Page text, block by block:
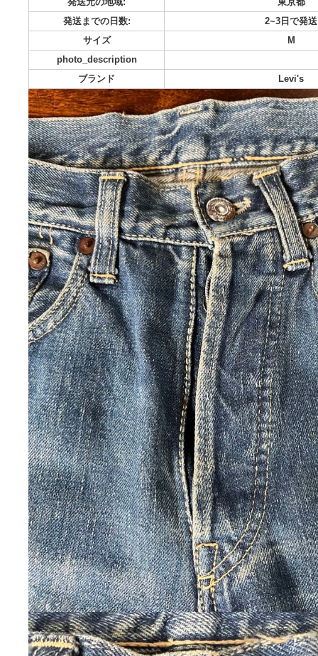
ブランド:
商品の状態:
やや
配送料の負担:
配送の方法:
らくら
発送元の地域:
発送までの日数:
2~3
サイズ
photo_description
ブランド